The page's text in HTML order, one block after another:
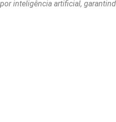
por inteligência artificial,